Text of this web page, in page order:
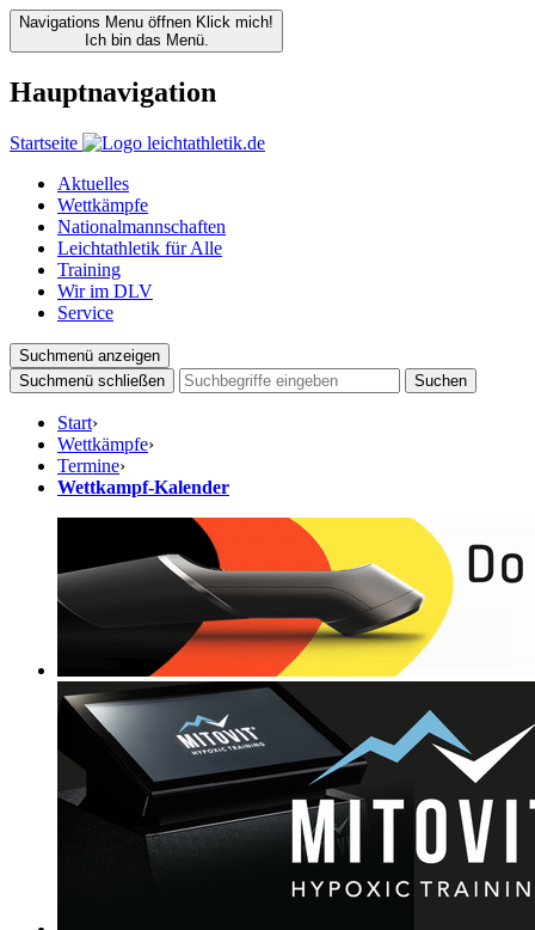
Navigations Menu öffnen Klick mich!
Ich bin das Menü.
Hauptnavigation
Startseite
Aktuelles
Wettkämpfe
Nationalmannschaften
Leichtathletik für Alle
Training
Wir im DLV
Service
Suchmenü anzeigen
Suchmenü schließen
Suchen
Start›
Wettkämpfe›
Termine›
Wettkampf-Kalender